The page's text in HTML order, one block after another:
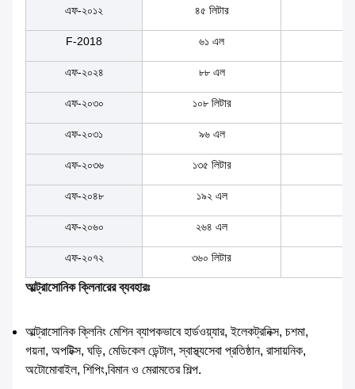
এফ-২০১২ ৪৫ লিটার
F-2018 ৬১ এল
এফ-২০২৪ ৮৮ এল
এফ-২০৩০ ১০৮ লিটার
এফ-২০৩১ ৯৬ এল
এফ-২০৩৬ ১৩৫ লিটার
এফ-২০৪৮ ১৯২ এল
এফ-২০৬০ ২৬৪ এল
এফ-২০৭২ ৩৬০ লিটার
আল্ট্রাসোনিক ক্লিনারের ব্যবহারঃ
আল্ট্রাসোনিক ক্লিনিং মেশিন ব্যাপকভাবে হার্ডওয়্যার, ইলেকট্রনিক্স, চশমা,
গয়না, অপটিক্স, ঘড়ি, মেডিকেল ডেন্টাল, স্বাস্থ্যসেবা প্রতিষ্ঠান, রাসায়নিক,
অটোমোবাইল, শিপিং,বিমান ও মেরামতের শিল্প.